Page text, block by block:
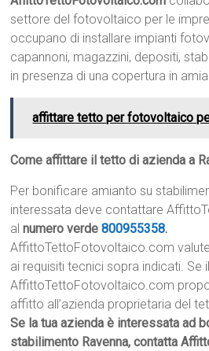
settore del fotovoltaico per le
occupano di installare impianti
capannoni, magazzini, depositi,
in presenza di una copertura in
affittare tetto per fotovoltaico
Come affittare il tetto di azienda a
Per bonificare amianto su
interessata deve contattare
alnumero verde800955358.
AffittoTettoFotovoltaico.com
ai requisiti tecnici sopra indicati. Se
AffittoTettoFotovoltaico.com
affitto all’azienda proprietaria del
Se la tua azienda è interessata ad
stabilimento Ravenna, contatta